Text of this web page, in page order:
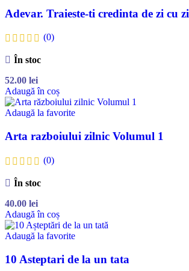
Adevar. Traieste-ti credinta de zi cu zi
(0)
În stoc
52.00 lei
Adaugă în coș
Adaugă la favorite
Arta razboiului zilnic Volumul 1
(0)
În stoc
40.00 lei
Adaugă în coș
Adaugă la favorite
10 Asteptari de la un tata